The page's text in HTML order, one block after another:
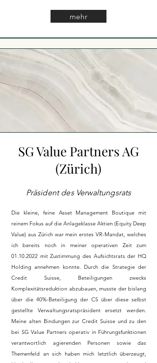
mehr
SG Value Partners AG
(Zürich)
Präsident des Verwaltungsrats
Die kleine, feine Asset Management Boutique mit
reinem Fokus auf die Anlageklasse Aktien (Equity Deep
Value) aus Zürich war mein erstes VR-Mandat, welches
ich bereits noch in meiner operativen Zeit zum
01.10.2022 mit Zustimmung des Aufsichtsrats der HQ
Holding annehmen konnte. Durch die Strategie der
Credit Suisse, Beteiligungen zwecks
Komplexitätsreduktion abzubauen, musste der bislang
über die 40%-Beteiligung der CS über diese selbst
gestellte Verwaltungsratspräsident ersetzt werden.
Meine alten Bindungen zur Credit Suisse und zu den
bei SG Value Partners operativ in Führungsfunktionen
verantwortlich agierenden Personen sowie das
Themenfeld an sich haben mich letztlich überzeugt,